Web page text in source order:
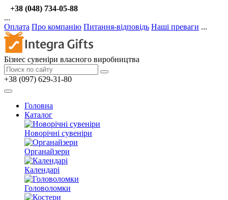
+38 (048) 734-05-88
...
Оплата Про компанію Питання-відповідь Наші преваги ...
Бізнес сувеніри власного виробництва
+38 (097) 629-31-80
Головна
Каталог
Новорічні сувеніри
Органайзери
Календарі
Головоломки